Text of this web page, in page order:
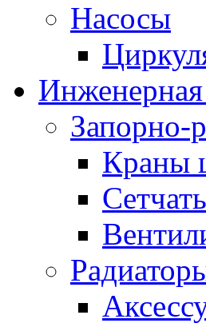
Насосы
Инженерная
Запорно-
Краны